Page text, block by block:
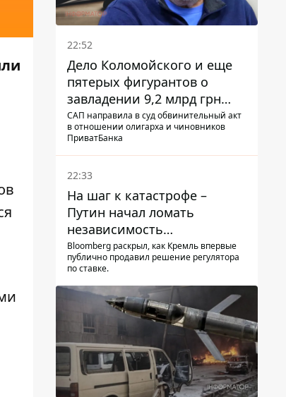
22:52
Дело Коломойского и еще
пятерых фигурантов о
завладении 9,2 млрд грн
ПриватБанка направили в
суд
САП направила в суд обвинительный акт
в отношении олигарха и чиновников
ПриватБанка
22:33
На шаг к катастрофе –
Путин начал ломать
независимость
собственного Центробанка,
заставив снизить базовую
Bloomberg раскрыл, как Кремль впервые
публично продавил решение регулятора
по ставке.